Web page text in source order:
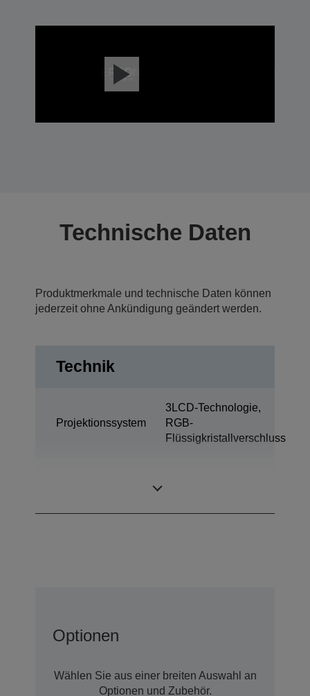
Technische Daten
Produktmerkmale und technische Daten können
jederzeit ohne Ankündigung geändert werden.
Technik
Projektionssystem
3LCD-Technologie,
RGB-
Flüssigkristallverschluss
Optionen
Wählen Sie aus einer breiten Auswahl an
Optionen und Zubehör.